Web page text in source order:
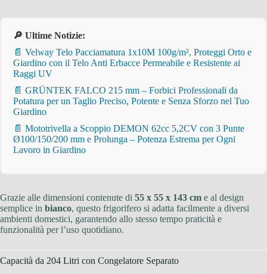
🔎 Ultime Notizie:
📄 Velway Telo Pacciamatura 1x10M 100g/m², Proteggi Orto e
Giardino con il Telo Anti Erbacce Permeabile e Resistente ai
Raggi UV
📄 GRÜNTEK FALCO 215 mm – Forbici Professionali da
Potatura per un Taglio Preciso, Potente e Senza Sforzo nel Tuo
Giardino
📄 Mototrivella a Scoppio DEMON 62cc 5,2CV con 3 Punte
Ø100/150/200 mm e Prolunga – Potenza Estrema per Ogni
Lavoro in Giardino
Grazie alle dimensioni contenute di 55 x 55 x 143 cm e al design
semplice in bianco, questo frigorifero si adatta facilmente a diversi
ambienti domestici, garantendo allo stesso tempo praticità e
funzionalità per l’uso quotidiano.
Capacità da 204 Litri con Congelatore Separato